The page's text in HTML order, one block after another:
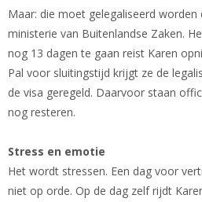
Maar: die moet gelegaliseerd
ministerie van Buitenlandse Zaken.
nog 13 dagen te gaan reist Karen
Pal voor sluitingstijd krijgt ze de
de visa geregeld. Daarvoor staan
nog resteren.
Stress en emotie
Het wordt stressen. Een dag voor
niet op orde. Op de dag zelf rijdt